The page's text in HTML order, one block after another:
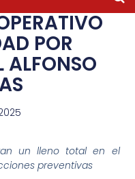
POR
ALFONSO
un lleno total en el
preventivas